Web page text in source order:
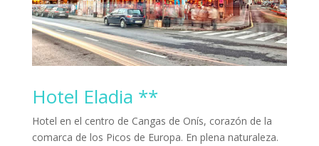
Hotel Eladia **
Hotel en el centro de Cangas de Onís, corazón de la
comarca de los Picos de Europa. En plena naturaleza.